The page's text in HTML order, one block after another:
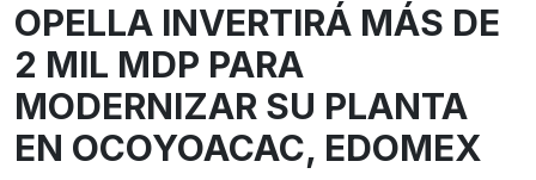
OPELLA INVERTIRÁ MÁS DE
2 MIL MDP PARA
MODERNIZAR SU PLANTA
EN OCOYOACAC, EDOMEX